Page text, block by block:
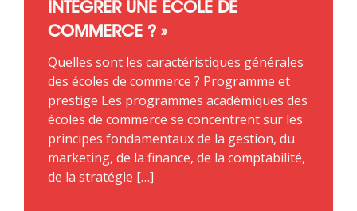
INTÉGRER UNE ÉCOLE DE
COMMERCE ? »
Quelles sont les caractéristiques générales
des écoles de commerce ? Programme et
prestige Les programmes académiques des
écoles de commerce se concentrent sur les
principes fondamentaux de la gestion, du
marketing, de la finance, de la comptabilité,
de la stratégie […]